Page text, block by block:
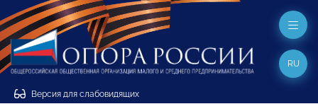
Версия для слабовидящих
RU